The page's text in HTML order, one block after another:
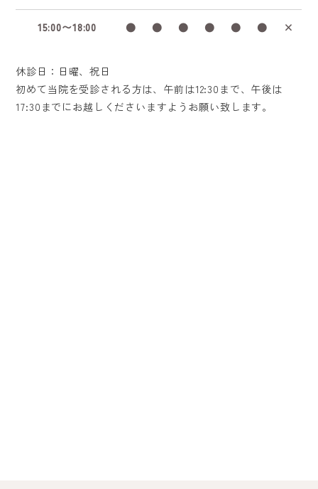
15:00〜18:00 ● ● ● ● ● ● ×
休診日：日曜、祝日
初めて当院を受診される方は、午前は12:30まで、午後は
17:30までにお越しくださいますようお願い致します。